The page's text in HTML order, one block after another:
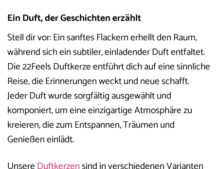
Ein Duft, der Geschichten erzählt
Stell dir vor: Ein sanftes Flackern erhellt den Raum,
während sich ein subtiler, einladender Duft entfaltet.
Die 22Feels Duftkerze entführt dich auf eine sinnliche
Reise, die Erinnerungen weckt und neue schafft.
Jeder Duft wurde sorgfältig ausgewählt und
komponiert, um eine einzigartige Atmosphäre zu
kreieren, die zum Entspannen, Träumen und
Genießen einlädt.